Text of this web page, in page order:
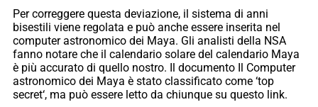
Per correggere questa deviazione, il sistema di anni
bisestili viene regolata e può anche essere inserita nel
computer astronomico dei Maya. Gli analisti della NSA
fanno notare che il calendario solare del calendario Maya
è più accurato di quello nostro. Il documento Il Computer
astronomico dei Maya è stato classificato come ‘top
secret‘, ma può essere letto da chiunque su questo link.